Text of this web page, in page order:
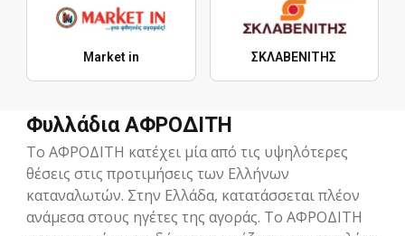
Market in ΣΚΛΑΒΕΝΙΤΗΣ
Φυλλάδια ΑΦΡΟΔΙΤΗ
To ΑΦΡΟΔΙΤΗ κατέχει μία από τις υψηλότερες
θέσεις στις προτιμήσεις των Ελλήνων
καταναλωτών. Στην Ελλάδα, κατατάσσεται πλέον
ανάμεσα στους ηγέτες της αγοράς. Το ΑΦΡΟΔΙΤΗ